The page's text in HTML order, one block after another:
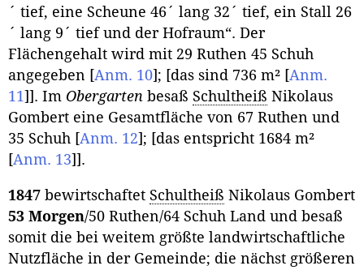
´ tief, eine Scheune 46´ lang 32´ tief, ein Stall 26
´ lang 9´ tief und der Hofraum“. Der
Flächengehalt wird mit 29 Ruthen 45 Schuh
angegeben [Anm. 10] ; [das sind 736 m² [Anm.
11]]. Im Obergarten besaß Schultheiß Nikolaus
Gombert eine Gesamtfläche von 67 Ruthen und
35 Schuh [Anm. 12] ; [das entspricht 1684 m²
[Anm. 13]].
1847 bewirtschaftet Schultheiß Nikolaus Gombert
53 Morgen/50 Ruthen/64 Schuh Land und besaß
somit die bei weitem größte landwirtschaftliche
Nutzfläche in der Gemeinde; die nächst größeren